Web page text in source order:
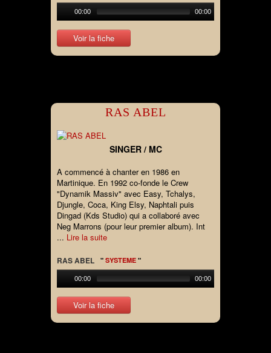
00:00 00:00
Voir la fiche
RAS ABEL
SINGER / MC
A commencé à chanter en 1986 en
Martinique. En 1992 co-fonde le Crew
"Dynamik Massiv" avec Easy, Tchalys,
Djungle, Coca, King Elsy, Naphtali puis
Dingad (Kds Studio) qui a collaboré avec
Neg Marrons (pour leur premier album). Int
... Lire la suite
RAS ABEL " SYSTEME "
00:00 00:00
Voir la fiche